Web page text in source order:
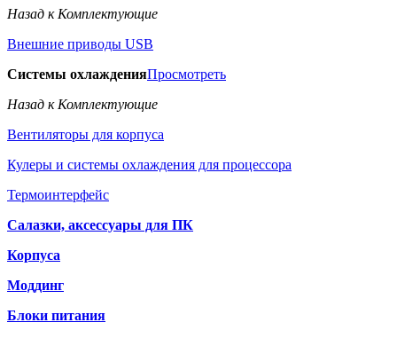
Назад к Комплектующие
Внешние приводы USB
Системы охлажденияПросмотреть
Назад к Комплектующие
Вентиляторы для корпуса
Кулеры и системы охлаждения для процессора
Термоинтерфейс
Салазки, аксессуары для ПК
Корпуса
Моддинг
Блоки питания